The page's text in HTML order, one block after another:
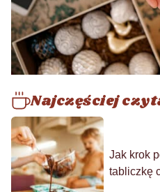
Najczęściej
Jak krok
tabliczkę